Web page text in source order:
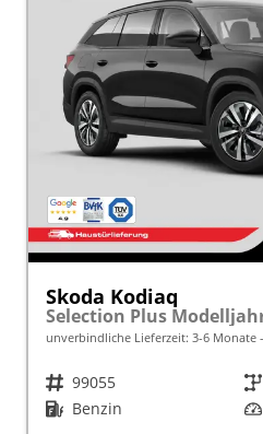
Skoda Kodiaq
unverbindliche Lieferzeit: 3-6 Monate
Fahrzeugnr. 99055 Getriebe
Kraftstoff Benzin Leistung